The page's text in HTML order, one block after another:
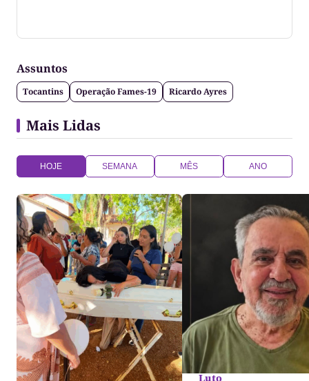
Tocantins
Assuntos
Tocantins Operação Fames-19 Ricardo Ayres
Mais Lidas
HOJE SEMANA MÊS ANO
Luto